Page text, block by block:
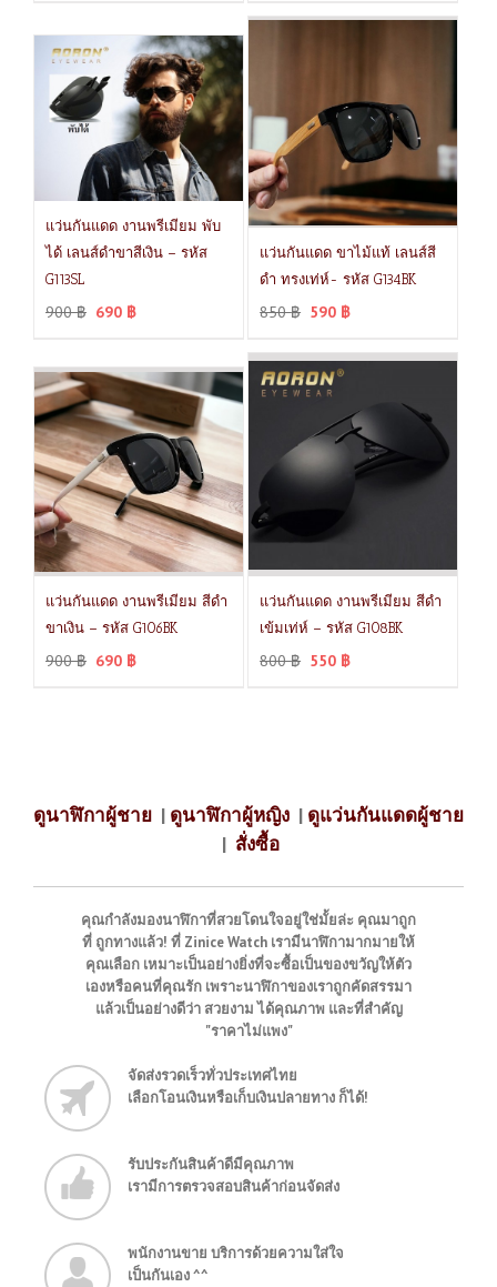
แว่นกันแดด งานพรีเมียม พับ
ได้ เลนส์ดำขาสีเงิน – รหัส
G113SL
900฿ 690 ฿
แว่นกันแดด ขาไม้แท้ เลนส์สี
ดำ ทรงเท่ห์- รหัส G134BK
850฿ 590 ฿
แว่นกันแดด งานพรีเมียม สีดำ
ขาเงิน – รหัส G106BK
900฿ 690 ฿
แว่นกันแดด งานพรีเมียม สีดำ
เข้มเท่ห์ – รหัส G108BK
800฿ 550 ฿
ดูนาฬิกาผู้ชาย | ดูนาฬิกาผู้หญิง | ดูแว่นกันแดดผู้ชาย
| สั่งซื้อ
คุณกำลังมองนาฬิกาที่สวยโดนใจอยู่ใช่มั้ยล่ะ คุณมาถูก
ที่ ถูกทางแล้ว! ที่ Zinice Watch เรามีนาฬิกามากมายให้
คุณเลือก เหมาะเป็นอย่างยิ่งที่จะซื้อเป็นของขวัญให้ตัว
เองหรือคนที่คุณรัก เพราะนาฬิกาของเราถูกคัดสรรมา
แล้วเป็นอย่างดีว่า สวยงาม ได้คุณภาพ และที่สำคัญ
"ราคาไม่แพง"
จัดส่งรวดเร็วทั่วประเทศไทย
เลือกโอนเงินหรือเก็บเงินปลายทาง ก็ได้!
รับประกันสินค้าดีมีคุณภาพ
เรามีการตรวจสอบสินค้าก่อนจัดส่ง
พนักงานขาย บริการด้วยความใส่ใจ
เป็นกันเอง ^^